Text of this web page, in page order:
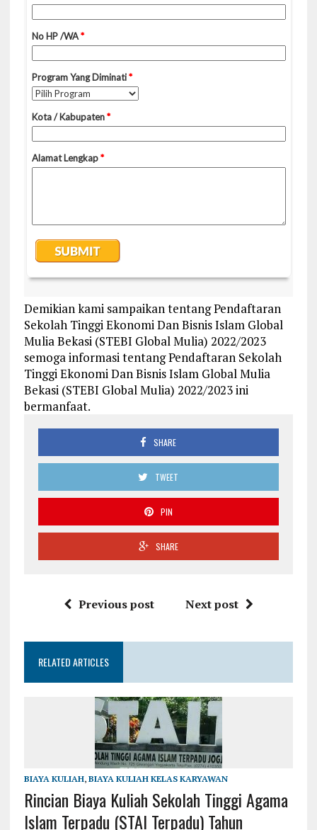
Demikian kami sampaikan tentang Pendaftaran
Sekolah Tinggi Ekonomi Dan Bisnis Islam Global
Mulia Bekasi (STEBI Global Mulia) 2022/2023
semoga informasi tentang Pendaftaran Sekolah
Tinggi Ekonomi Dan Bisnis Islam Global Mulia
Bekasi (STEBI Global Mulia) 2022/2023 ini
bermanfaat.
SHARE
TWEET
PIN
SHARE
Previous post Next post
RELATED ARTICLES
BIAYA KULIAH, BIAYA KULIAH KELAS KARYAWAN
Rincian Biaya Kuliah Sekolah Tinggi Agama
Islam Terpadu (STAI Terpadu) Tahun